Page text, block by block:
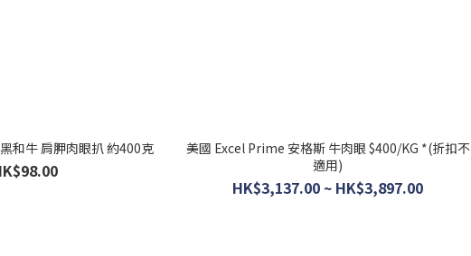
和牛 肩胛肉眼扒 約400克
美國 Excel Prime 安格斯 牛肉眼 $400/KG *(折扣不
適用)
HK$3,137.00 ~ HK$3,897.00